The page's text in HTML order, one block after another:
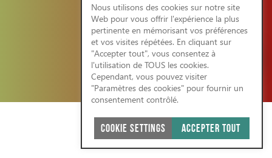
CONDITIONS GENERALES/RGPD
SITE WEB ÉCO-RESPONSABLE 2026
Nous utilisons des cookies sur notre site
Web pour vous offrir l'expérience la plus
pertinente en mémorisant vos préférences
et vos visites répétées. En cliquant sur
"Accepter tout", vous consentez à
l'utilisation de TOUS les cookies.
Cependant, vous pouvez visiter
"Paramètres des cookies" pour fournir un
consentement contrôlé.
COOKIE SETTINGS ACCEPTER TOUT